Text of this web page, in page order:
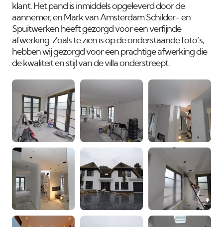
klant. Het pand is inmiddels opgeleverd door de
aannemer, en Mark van Amsterdam Schilder- en
Spuitwerken heeft gezorgd voor een verfijnde
afwerking. Zoals te zien is op de onderstaande foto’s,
hebben wij gezorgd voor een prachtige afwerking die
de kwaliteit en stijl van de villa onderstreept.